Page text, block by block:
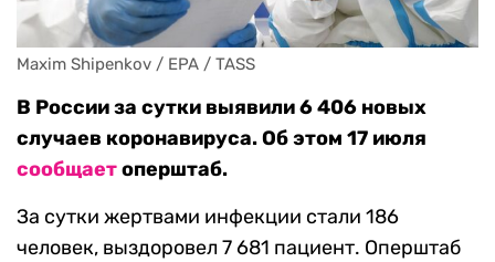
Maxim Shipenkov / EPA / TASS
В России за сутки выявили 6 406 новых
случаев коронавируса. Об этом 17 июля
сообщаетоперштаб.
За сутки жертвами инфекции стали 186
человек, выздоровел 7 681 пациент. Оперштаб